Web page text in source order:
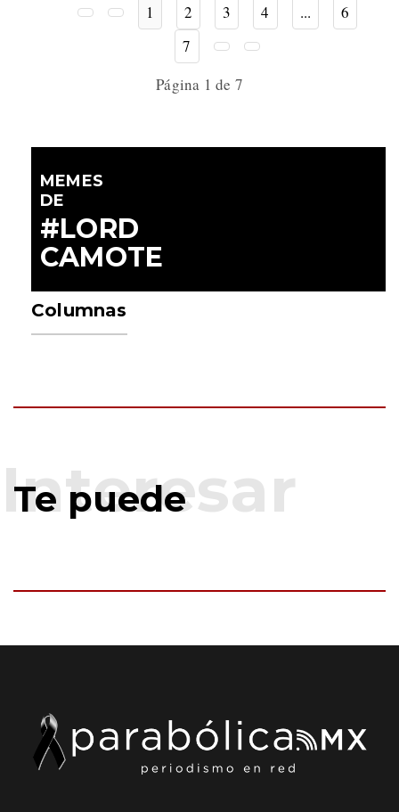
1 2 3 4 ...
6
7
Página 1 de 7
MEMES
DE
#LORD
CAMOTE
Columnas
Te puede